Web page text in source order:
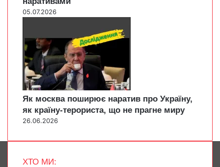
05.07.2026
Як москва поширює наратив про Україну,
як країну-терориста, що не прагне миру
26.06.2026
ХТО МИ: